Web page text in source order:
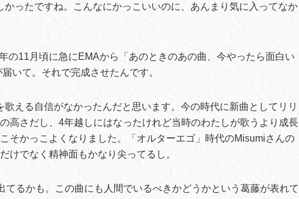
かったですね。こんなにかっこいいのに、あんまり気に入ってなか
の11月頃に急にEMAから「あのときのあの曲、今やったら面白い
いて。それで完成させたんです。
歌える自信がなかったんだと思います。今の時代に新曲としてリリ
高さだし、4年越しにはなったけれど当時のわたしが歌うより成長
そかっこよくなりました。「オルターエゴ」時代のMisumiさんの
けでなく精神面もかなり尖ってるし。
てるかも。この曲にも人間でいるべきかどうかという葛藤が表れて